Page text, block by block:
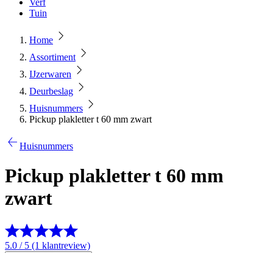
Verf
Tuin
Home
Assortiment
IJzerwaren
Deurbeslag
Huisnummers
Pickup plakletter t 60 mm zwart
Huisnummers
Pickup plakletter t 60 mm
zwart
5.0 / 5 (1 klantreview)